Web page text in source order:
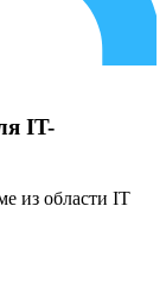
IT-
из области IT